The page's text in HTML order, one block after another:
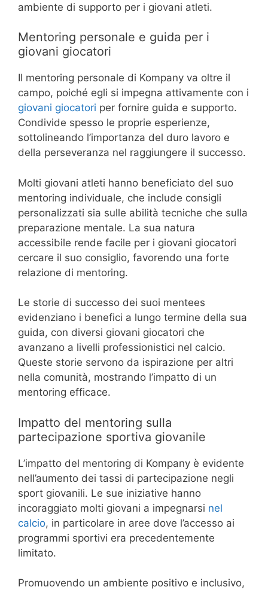
ambiente di supporto per i giovani atleti.
Mentoring personale e guida per i
giovani giocatori
Il mentoring personale di Kompany va oltre il
campo, poiché egli si impegna attivamente con i
giovani giocatori per fornire guida e supporto.
Condivide spesso le proprie esperienze,
sottolineando l’importanza del duro lavoro e
della perseveranza nel raggiungere il successo.
Molti giovani atleti hanno beneficiato del suo
mentoring individuale, che include consigli
personalizzati sia sulle abilità tecniche che sulla
preparazione mentale. La sua natura
accessibile rende facile per i giovani giocatori
cercare il suo consiglio, favorendo una forte
relazione di mentoring.
Le storie di successo dei suoi mentees
evidenziano i benefici a lungo termine della sua
guida, con diversi giovani giocatori che
avanzano a livelli professionistici nel calcio.
Queste storie servono da ispirazione per altri
nella comunità, mostrando l’impatto di un
mentoring efficace.
Impatto del mentoring sulla
partecipazione sportiva giovanile
L’impatto del mentoring di Kompany è evidente
nell’aumento dei tassi di partecipazione negli
sport giovanili. Le sue iniziative hanno
incoraggiato molti giovani a impegnarsi nel
calcio, in particolare in aree dove l’accesso ai
programmi sportivi era precedentemente
limitato.
Promuovendo un ambiente positivo e inclusivo,